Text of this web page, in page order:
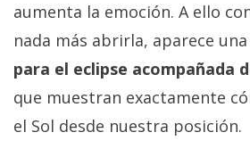
aumenta la emoción. A ello
nada más abrirla, aparece una
para el eclipse acompañada
que muestran exactamente
el Sol desde nuestra posición.